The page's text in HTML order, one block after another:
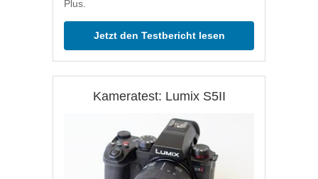
Plus.
Jetzt den Testbericht lesen
Kameratest: Lumix S5II